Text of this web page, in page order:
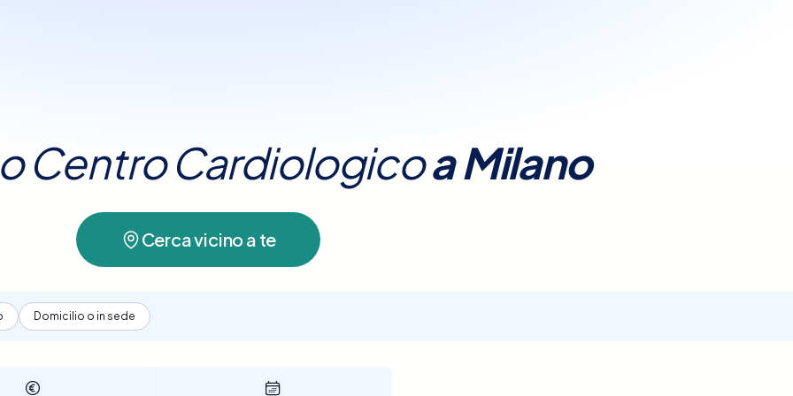
Centro CardiologicoaMilano
Cerca vicino a te
Domicilio o in sede